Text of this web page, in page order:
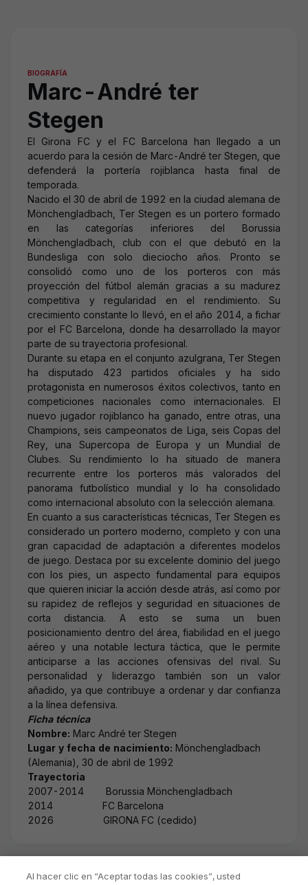
BIOGRAFÍA
Marc-André ter
Stegen
El Girona FC y el FC Barcelona han llegado a un
acuerdo para la cesión de Marc-André ter Stegen, que
defenderá la portería rojiblanca hasta final de
temporada.
Nacido el 30 de abril de 1992 en la ciudad alemana de
Mönchengladbach, Ter Stegen es un portero formado
en las categorías inferiores del Borussia
Mönchengladbach, club con el que debutó en la
Bundesliga con solo dieciocho años. Pronto se
consolidó como uno de los porteros con más
proyección del fútbol alemán gracias a su madurez
competitiva y regularidad en el rendimiento. Su
crecimiento constante lo llevó, en el año 2014, a fichar
por el FC Barcelona, donde ha desarrollado la mayor
parte de su trayectoria profesional.
Durante su etapa en el conjunto azulgrana, Ter Stegen
ha disputado 423 partidos oficiales y ha sido
protagonista en numerosos éxitos colectivos, tanto en
competiciones nacionales como internacionales. El
nuevo jugador rojiblanco ha ganado, entre otras, una
Champions, seis campeonatos de Liga, seis Copas del
Rey, una Supercopa de Europa y un Mundial de
Clubes. Su rendimiento lo ha situado de manera
recurrente entre los porteros más valorados del
panorama futbolístico mundial y lo ha consolidado
como internacional absoluto con la selección alemana.
En cuanto a sus características técnicas, Ter Stegen es
considerado un portero moderno, completo y con una
gran capacidad de adaptación a diferentes modelos
de juego. Destaca por su excelente dominio del juego
con los pies, un aspecto fundamental para equipos
que quieren iniciar la acción desde atrás, así como por
su rapidez de reflejos y seguridad en situaciones de
corta distancia. A esto se suma un buen
posicionamiento dentro del área, fiabilidad en el juego
aéreo y una notable lectura táctica, que le permite
anticiparse a las acciones ofensivas del rival. Su
personalidad y liderazgo también son un valor
añadido, ya que contribuye a ordenar y dar confianza
a la línea defensiva.
Ficha técnica
Nombre: Marc André ter Stegen
Lugar y fecha de nacimiento: Mönchengladbach
(Alemania), 30 de abril de 1992
Trayectoria
2007-2014 Borussia Mönchengladbach
2014 FC Barcelona
2026 GIRONA FC (cedido)
Al hacer clic en “Aceptar todas las cookies”, usted